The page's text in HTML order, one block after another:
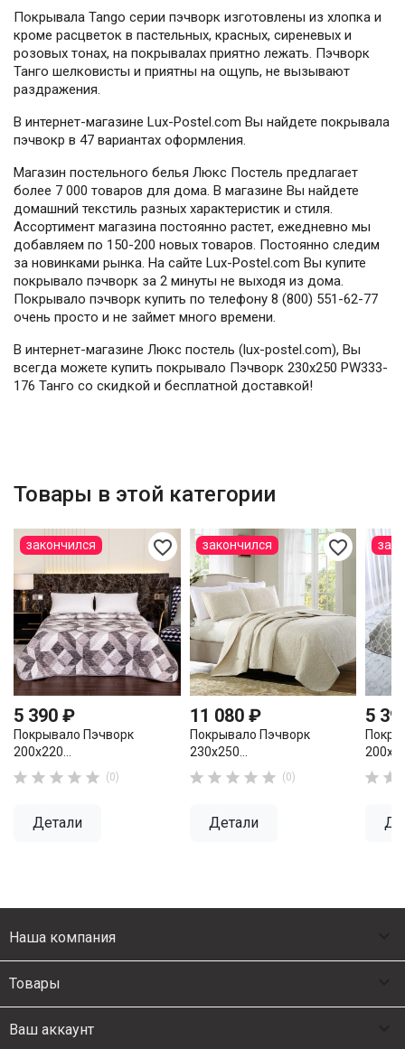
Покрывала Tango серии пэчворк изготовлены из хлопка и
кроме расцветок в пастельных, красных, сиреневых и
розовых тонах, на покрывалах приятно лежать. Пэчворк
Танго шелковисты и приятны на ощупь, не вызывают
раздражения.
В интернет-магазине Lux-Postel.com Вы найдете покрывала
пэчвокр в 47 вариантах оформления.
Магазин постельного белья Люкс Постель предлагает
более 7 000 товаров для дома. В магазине Вы найдете
домашний текстиль разных характеристик и стиля.
Ассортимент магазина постоянно растет, ежедневно мы
добавляем по 150-200 новых товаров. Постоянно следим
за новинками рынка. На сайте Lux-Postel.com Вы купите
покрывало пэчворк за 2 минуты не выходя из дома.
Покрывало пэчворк купить по телефону 8 (800) 551-62-77
очень просто и не займет много времени.
В интернет-магазине Люкс постель (lux-postel.com), Вы
всегда можете купить покрывало Пэчворк 230х250 PW333-
176 Танго со скидкой и бесплатной доставкой!
Товары в этой категории
favorite_border
5 390 ₽
Покрывало Пэчворк
200х220...
     (0)
Детали
закончился favorite_border
11 080 ₽
Покрывало Пэчворк
230х250...
     (0)
Детали
закончился
5
 
Наша компания
Товары
Ваш аккаунт